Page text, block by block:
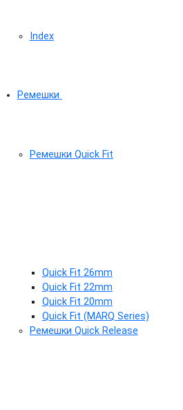
Index
Ремешки
Ремешки Quick Fit
Quick Fit 26mm
Quick Fit 22mm
Quick Fit 20mm
Quick Fit (MARQ Series)
Ремешки Quick Release